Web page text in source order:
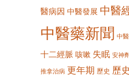
醫病因 中醫發展 中醫
中醫藥新聞 中
十二經脈 咳嗽 失眠 安神
推拿治病 更年期 歷史 歷